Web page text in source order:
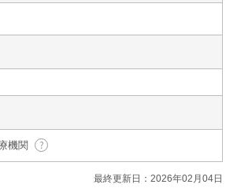
機関
最終更新日：2026年02月04日